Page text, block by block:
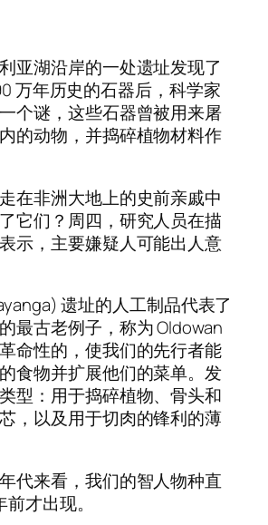
亚湖沿岸的一处遗址发现了
万年历史的石器后，科学家
个谜，这些石器曾被用来屠
的动物，并捣碎植物材料作
在非洲大地上的史前亲戚中
它们？周四，研究人员在描
示，主要嫌疑人可能出人意
遗址的人工制品代表了
最古老例子，称为 Oldowan
命性的，使我们的先行者能
食物并扩展他们的菜单。发
型：用于捣碎植物、骨头和
，以及用于切肉的锋利的薄
代来看，我们的智人物种直
才出现。